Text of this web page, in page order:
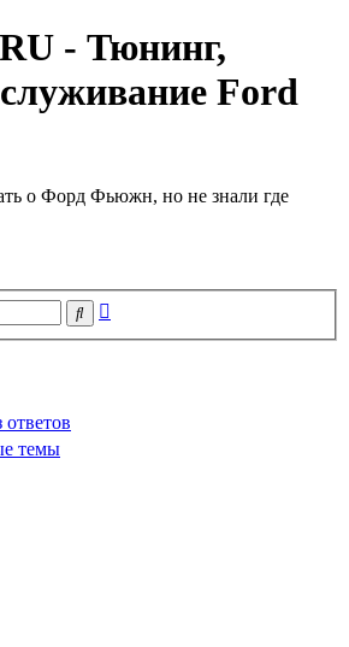
- Тюнинг,
Ford
о Форд Фьюжн, но не знали где
Поиск
темы